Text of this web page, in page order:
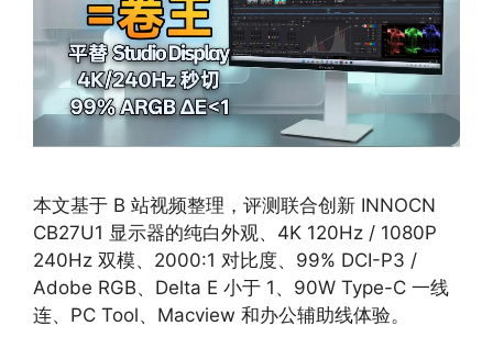
本文基于 B 站视频整理，评测联合创新 INNOCN
CB27U1 显示器的纯白外观、4K 120Hz / 1080P
240Hz 双模、2000:1 对比度、99% DCI-P3 /
Adobe RGB、Delta E 小于 1、90W Type-C 一线
连、PC Tool、Macview 和办公辅助线体验。